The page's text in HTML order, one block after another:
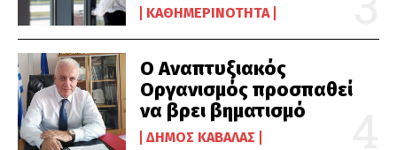
ΚΑΘΗΜΕΡΙΝΌΤΗΤΑ
Ο Αναπτυξιακός
Οργανισμός προσπαθεί
να βρει βηματισμό
ΔΉΜΟΣ ΚΑΒΆΛΑΣ